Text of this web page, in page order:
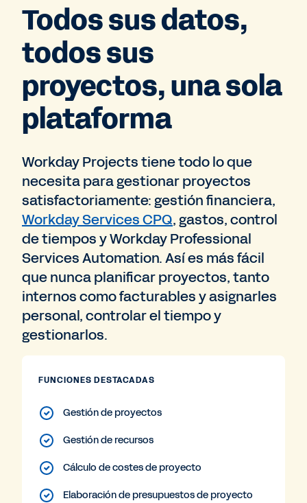
Todos sus datos,
todos sus
proyectos, una sola
plataforma
Workday Projects tiene todo lo que
necesita para gestionar proyectos
satisfactoriamente: gestión financiera,
Workday Services CPQ, gastos, control
de tiempos y Workday Professional
Services Automation. Así es más fácil
que nunca planificar proyectos, tanto
internos como facturables y asignarles
personal, controlar el tiempo y
gestionarlos.
FUNCIONES DESTACADAS
Gestión de proyectos
Gestión de recursos
Cálculo de costes de proyecto
Elaboración de presupuestos de proyecto